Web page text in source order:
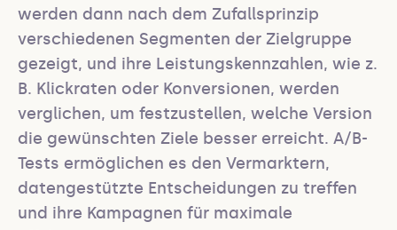
werden dann nach dem Zufallsprinzip
verschiedenen Segmenten der Zielgruppe
gezeigt, und ihre Leistungskennzahlen, wie z.
B. Klickraten oder Konversionen, werden
verglichen, um festzustellen, welche Version
die gewünschten Ziele besser erreicht. A/B-
Tests ermöglichen es den Vermarktern,
datengestützte Entscheidungen zu treffen
und ihre Kampagnen für maximale